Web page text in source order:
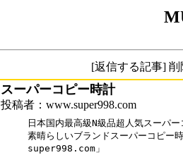
[返信する記事]
スーパーコピー時計
投稿者：www.super998.com
日本国内最高級N級品超人気スーパ
素晴らしいブランドスーパーコピー
super998.com」